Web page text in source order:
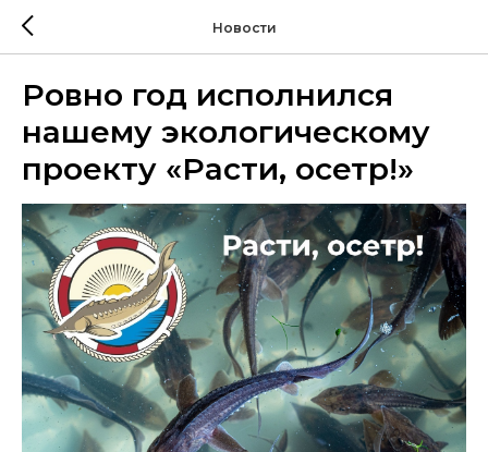
Новости
Ровно год исполнился
нашему экологическому
проекту «Расти, осетр!»